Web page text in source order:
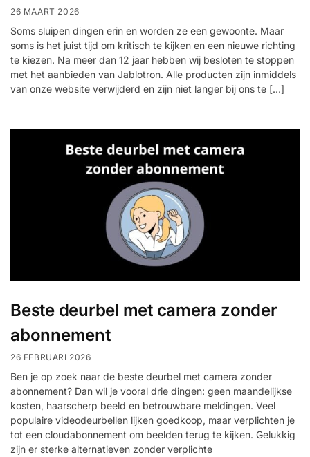
26 MAART 2026
Soms sluipen dingen erin en worden ze een gewoonte. Maar
soms is het juist tijd om kritisch te kijken en een nieuwe richting
te kiezen. Na meer dan 12 jaar hebben wij besloten te stoppen
met het aanbieden van Jablotron. Alle producten zijn inmiddels
van onze website verwijderd en zijn niet langer bij ons te […]
Beste deurbel met camera zonder
abonnement
26 FEBRUARI 2026
Ben je op zoek naar de beste deurbel met camera zonder
abonnement? Dan wil je vooral drie dingen: geen maandelijkse
kosten, haarscherp beeld en betrouwbare meldingen. Veel
populaire videodeurbellen lijken goedkoop, maar verplichten je
tot een cloudabonnement om beelden terug te kijken. Gelukkig
zijn er sterke alternatieven zonder verplichte